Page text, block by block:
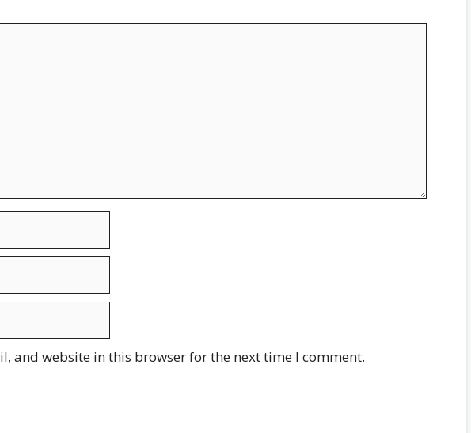
and website in this browser for the next time I comment.